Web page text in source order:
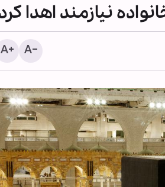
نیازمند اهدا
گزارش رسانه
در موساد پس از
ارشد اطلاعاتی